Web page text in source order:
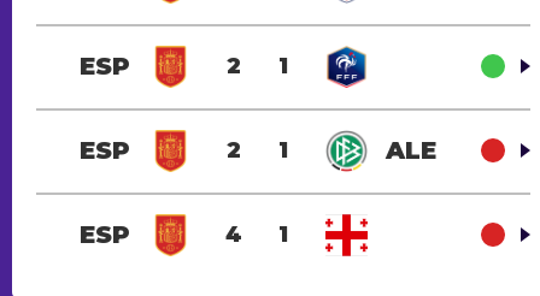
ESP 2 1
ESP 2 1 ALE
ESP 4 1